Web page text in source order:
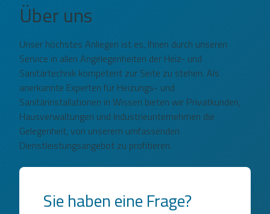
Über uns
Unser höchstes Anliegen ist es, Ihnen durch unseren
Service in allen Angelegenheiten der Heiz- und
Sanitärtechnik kompetent zur Seite zu stehen. Als
anerkannte Experten für Heizungs- und
Sanitärinstallationen in Wissen bieten wir Privatkunden,
Hausverwaltungen und Industrieunternehmen die
Gelegenheit, von unserem umfassenden
Dienstleistungsangebot zu profitieren.
Sie haben eine Frage?